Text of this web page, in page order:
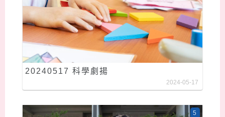
20240517 科學劇揚
2024-05-17
5